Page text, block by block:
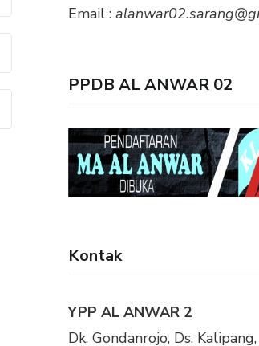
Email :
PPDB AL ANWAR 02
Kontak
YPP AL ANWAR 2
Dk. Gondanrojo, Ds. Kalipang,